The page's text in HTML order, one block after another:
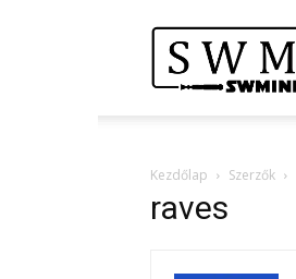
Wars
Miniatures
Portál
Kezdőlap Szerzők
raves